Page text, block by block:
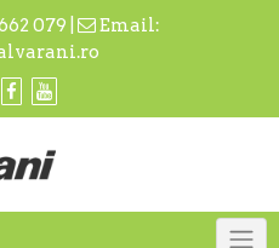
079
Email: